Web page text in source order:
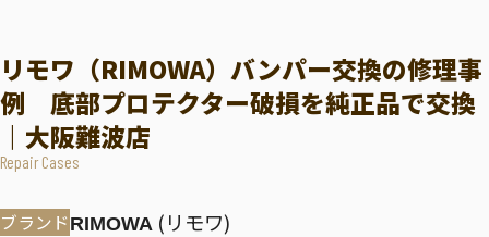
リモワ（RIMOWA）バンパー交換の修理事
例 底部プロテクター破損を純正品で交換
｜大阪難波店
Repair Cases
ブランドRIMOWA (リモワ)